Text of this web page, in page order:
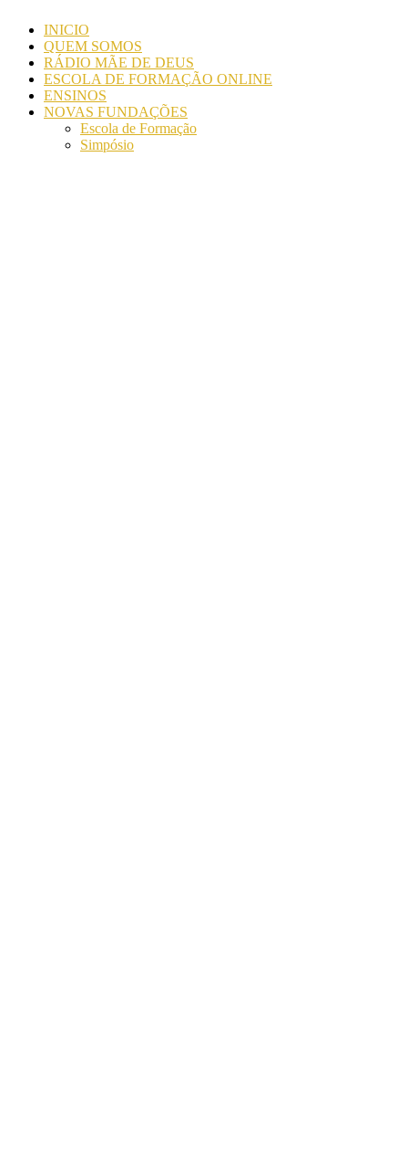
INICIO
QUEM SOMOS
RÁDIO MÃE DE DEUS
ESCOLA DE FORMAÇÃO ONLINE
ENSINOS
NOVAS FUNDAÇÕES
Escola de Formação
Simpósio